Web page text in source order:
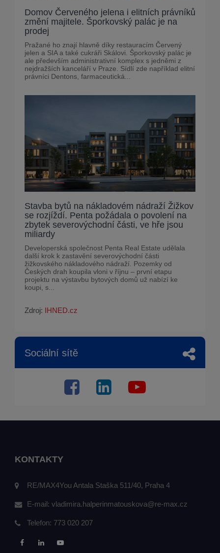
Domov Červeného jelena i elitních právníků
změní majitele. Šporkovský palác je na
prodej
Pražané ho znají hlavně díky restauracím Červený
jelen a SIA a také cukráři Skálovi. Šporkovský palác je
ale především administrativní komplex s jedněmi z
nejdražších kanceláří v Praze. Sídlí zde například elitní
právníci Dentons, farmaceutická...
Stavba bytů na nákladovém nádraží Žižkov
se rozjíždí. Penta požádala o povolení na
zbytek severovýchodní části, ve hře jsou
miliardy
Developerská společnost Penta Real Estate udělala
další krok k zastavění severovýchodní části
žižkovského nákladového nádraží. Pozemky od
Českých drah koupila vloni v říjnu – první etapu
projektu na výstavbu bytových domů už nabízí ke
koupi, s...
Zdroj: IHNED.cz
Sociální sítě
KONTAKTY
RE/MAX4You Antala Staška 511/40, Praha 4
E-mail: vladimira.halperinmatouskova@re-max.cz
Telefon: 773 020 207